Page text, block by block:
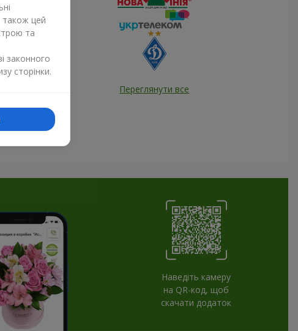
Переглянути все
Наведіть камеру
на QR-код, щоб
скачати додаток
також цей
та
законного
сторінки.